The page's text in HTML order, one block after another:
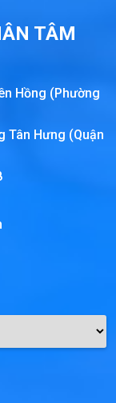
TÂM
Hồng (Phường
Tân Hưng (Quận